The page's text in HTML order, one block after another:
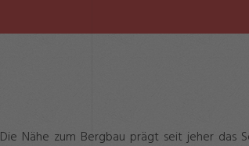
Die Nähe zum Bergbau prägt seit jeher das